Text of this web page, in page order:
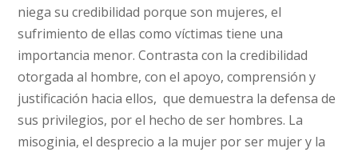
niega su credibilidad porque son mujeres, el
sufrimiento de ellas como víctimas tiene una
importancia menor. Contrasta con la credibilidad
otorgada al hombre, con el apoyo, comprensión y
justificación hacia ellos, que demuestra la defensa de
sus privilegios, por el hecho de ser hombres. La
misoginia, el desprecio a la mujer por ser mujer y la